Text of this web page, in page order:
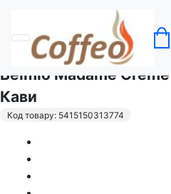
Кава в капсулах
Belmio Madame
Кави
Код товару: 5415150313774